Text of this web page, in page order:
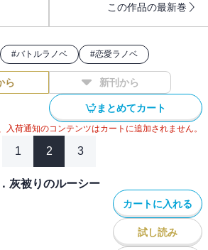
この作品の最新巻
#バトルラノベ #恋愛ラノベ
ら 新刊から
まとめてカート
入荷通知のコンテンツはカートに追加されません。
1 2 3
灰被りのルーシー
カートに入れる
試し読み